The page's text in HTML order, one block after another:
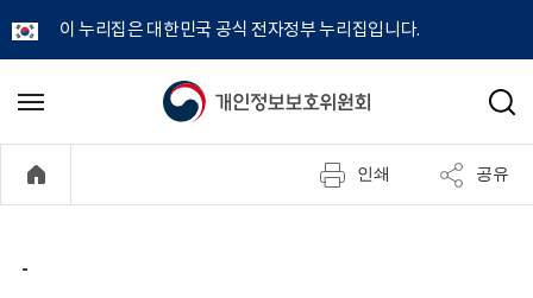
이 누리집은 대한민국 공식 전자정부 누리집입니다.
개
정
메
기
검
인쇄 공유
-